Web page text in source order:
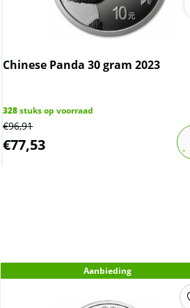
Chinese Panda 30 gram 2023
328stuks op voorraad
€96,91
€77,53
Aanbieding